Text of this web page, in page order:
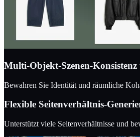
Multi-Objekt-Szenen-
Bewahren Sie Identität und räumliche
Flexible Seitenverhältnis-
Unterstützt viele Seitenverhältnisse und